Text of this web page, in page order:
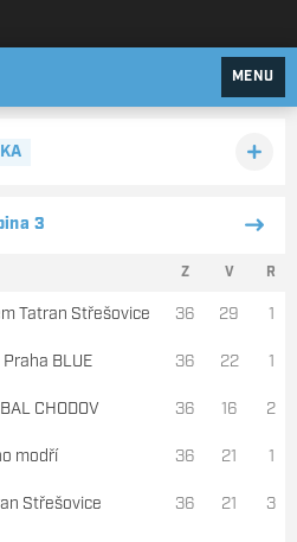
MENU
3
Z V R
Tatran Střešovice 36 29 1
BLUE 36 22 1
CHODOV 36 16 2
modří 36 21 1
Střešovice 36 21 3